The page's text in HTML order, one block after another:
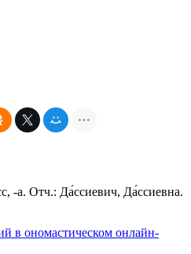
-а. Отч.: Да́ссиевич, Да́ссиевна.
в ономастическом онлайн-